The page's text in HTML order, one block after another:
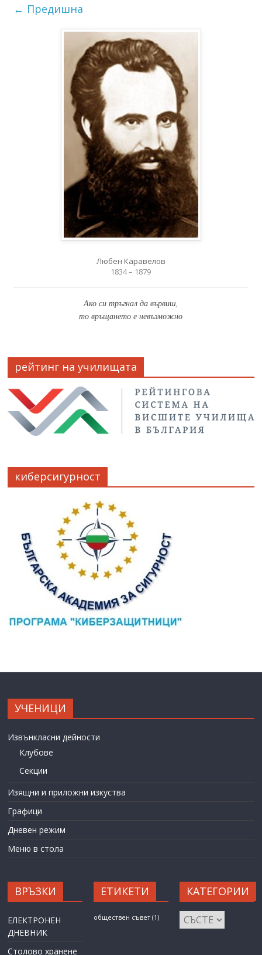
← Предишна
Любен Каравелов
1834 – 1879
Ако си тръгнал да вървиш,
то връщането е невъзможно
рейтинг на училищата
киберсигурност
УЧЕНИЦИ
Извънкласни дейности
Клубове
Секции
Изящни и приложни изкуства
Графици
Дневен режим
Меню в стола
ВРЪЗКИ
ЕЛЕКТРОНЕН
ДНЕВНИК
Столово хранене
ЕТИКЕТИ
обществен съвет (1)
КАТЕГОРИИ
КАТЕГОРИИ